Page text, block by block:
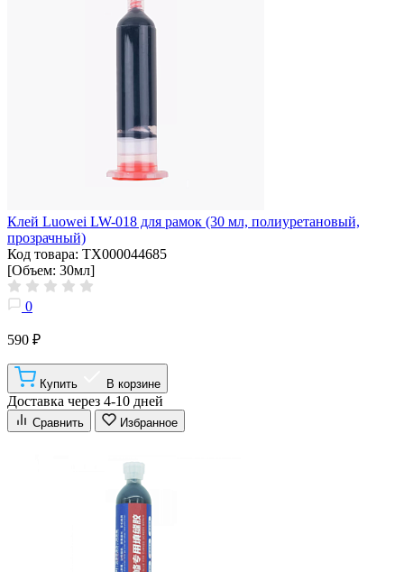
Клей Luowei LW-018 для рамок (30 мл, полиуретановый,
прозрачный)
Код товара: ТХ000044685
[Объем: 30мл]
0
590 ₽
Купить В корзине
Доставка через 4-10 дней
Сравнить Избранное